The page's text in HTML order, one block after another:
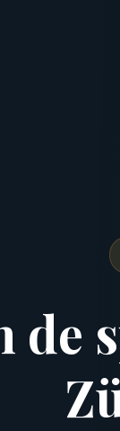
de